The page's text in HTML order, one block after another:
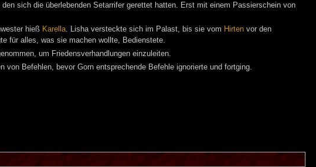
sich die überlebenden Setarrifer gerettet hatten. Erst mit einem Passierschein von
hieß Karella. Lisha versteckte sich im Palast, bis sie vom Hirten vor den
für alles, was sie machen wollte, Bedienstete.
um Friedensverhandlungen einzuleiten.
von Befehlen, bevor Gorn entsprechende Befehle ignorierte und fortging.